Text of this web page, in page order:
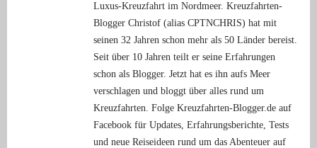
Luxus-Kreuzfahrt im Nordmeer. Kreuzfahrten-
Blogger Christof (alias CPTNCHRIS) hat mit
seinen 32 Jahren schon mehr als 50 Länder bereist.
Seit über 10 Jahren teilt er seine Erfahrungen
schon als Blogger. Jetzt hat es ihn aufs Meer
verschlagen und bloggt über alles rund um
Kreuzfahrten. Folge Kreuzfahrten-Blogger.de auf
Facebook für Updates, Erfahrungsberichte, Tests
und neue Reiseideen rund um das Abenteuer auf